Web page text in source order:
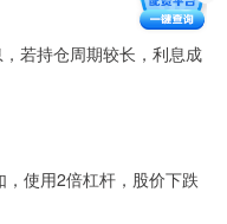
若持仓周期较长，利息成
使用2倍杠杆，股价下跌